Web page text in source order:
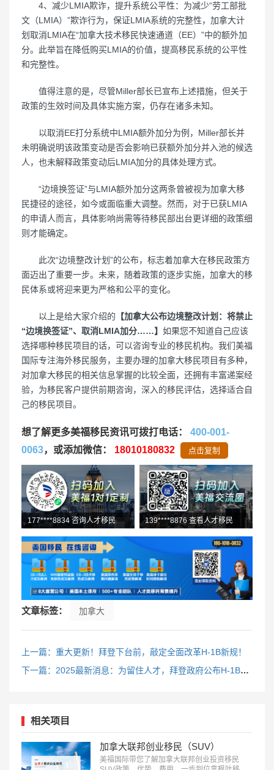
4、减少LMIA欺诈，提升系统公平性：为减少“劳工部批
文（LMIA）”欺诈行为，保证LMIA系统的完整性，加拿大计
划取消LMIA在“加拿大技术移民快速通道（EE）”中的额外加
分。此举旨在降低购买LMIA的价值，提高移民系统的公平性
和完整性。
值得注意的是，尽管Miller部长已宣布上述措施，但关于
政策的生效时间及具体实施方案，仍存在诸多未知。
以取消EE打分系统中LMIA额外加分为例，Miller部长并
未明确说明该政策变动是否会影响已获额外加分并入池的候选
人，也未解释政策变动后LMIA加分的具体处理方式。
“边境换签证”与LMIA额外加分这两条曾被视为加拿大移
民捷径的途径，如今或面临重大调整。然而，对于已获LMIA
的申请人而言，具体影响尚需等待移民部出台更详细的政策细
则才能确定。
此次“边境整改计划”的公布，标志着加拿大在移民政策方
面迈出了重要一步。未来，随着政策的逐步实施，加拿大的移
民体系或将迎来更为严格和公平的变化。
以上是给大家介绍的 【加拿大公布边境整改计划：将禁止
“边境换签证”、取消LMIA加分……】 如果您不知道自己应该
选择哪种移民项目的话，可以咨询专业的移民机构。我们美福
国际专注海外移民服务，主要办理的加拿大移民项目有多种，
对加拿大移民的相关信息掌握的比较全面，还拥有丰富递案经
验，为移民客户提供前期咨询，深入的移民评估，选择适合自
己的移民项目。
想了解更多美福移民资讯可拨打电话： 400-001-
0063，或添加微信： 18010180832 点击复制
177****8834 咨询人才移民
139****5018 L1初审通过
139****8876 查看人才移民
文章标签： 加拿大
上一篇：重大更新！拜登下台前，敲定全面改革H-1B新规！
下一篇：2025最新消息：为留住人才，拜登政府公布H-1B工作签证新规！
相关项目
加拿大联邦创业移民（SUV）
美福国际带您了解加拿大联邦创业投资移民